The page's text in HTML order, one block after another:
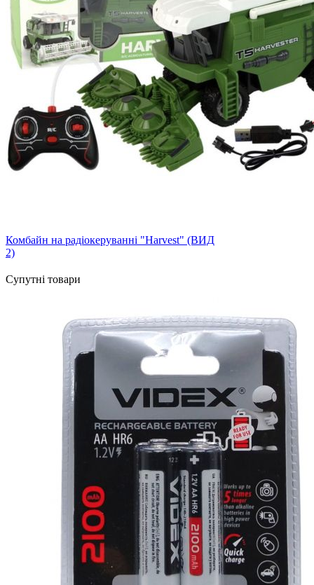
Комбайн на радіокеруванні "Harvest" (ВИД
2)
Супутні товари